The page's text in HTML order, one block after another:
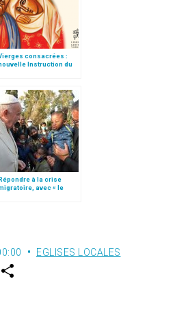
consacrées :
Instruction du
à la crise
avec « le
EGLISES LOCALES
w